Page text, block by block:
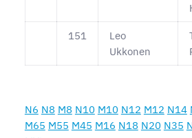
151
Leo
Ukkonen
N6 N8 M8 N10 M10 N12 M12 N14
M65 M55 M45 M16 N18 N20 N35